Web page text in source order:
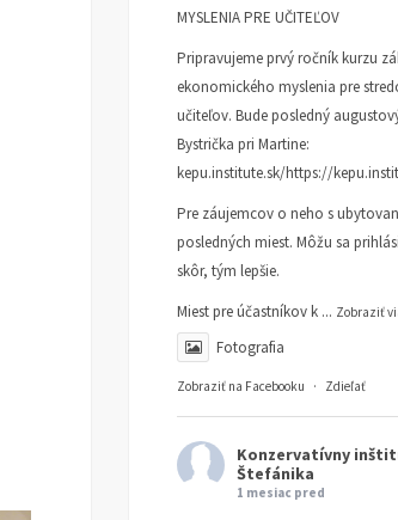
MYSLENIA PRE UČITEĽOV
Pripravujeme prvý ročník kurzu
ekonomického myslenia pre
učiteľov. Bude posledný
Bystrička pri Martine:
kepu.institute.sk/https://
Pre záujemcov o neho s
posledných miest. Môžu sa
skôr, tým lepšie.
Miest pre účastníkov k ... Zobraziť
Fotografia
Zobraziť na Facebooku · Zdieľať
Konzervatívny
Štefánika
1 mesiac pred